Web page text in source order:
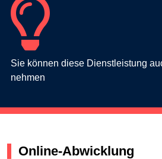
Sie können diese Dienstleistung
nehmen
Online-Abwicklung